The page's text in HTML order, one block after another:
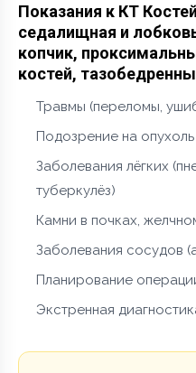
Показания к КТ
седалищная и
копчик,
костей,
Травмы (переломы,
Подозрение на опухоль
Заболевания лёгких
туберкулёз)
Камни в почках,
Заболевания сосудов
Планирование
Экстренная